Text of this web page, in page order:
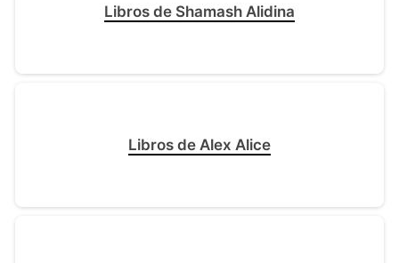
Libros de Shamash Alidina
Libros de Alex Alice